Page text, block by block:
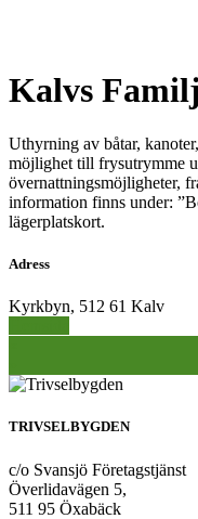
Kalvs
Uthyrning av båtar,
möjlighet till frysutrymme
övernattningsmöjligheter,
information finns under:
lägerplatskort.
Adress
Kyrkbyn, 512 61 Kalv
TRIVSELBYGDEN
c/o Svansjö Företagstjänst
Överlidavägen 5,
511 95 Öxabäck